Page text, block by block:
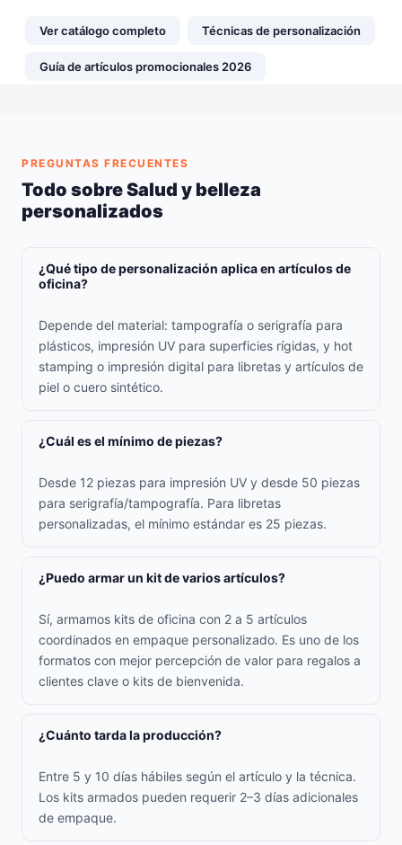
Ver catálogo completo Técnicas de personalización
Guía de artículos promocionales 2026
PREGUNTAS FRECUENTES
Todo sobre Salud y belleza
personalizados
¿Qué tipo de personalización aplica en artículos de
oficina?
Depende del material: tampografía o serigrafía para
plásticos, impresión UV para superficies rígidas, y hot
stamping o impresión digital para libretas y artículos de
piel o cuero sintético.
¿Cuál es el mínimo de piezas?
Desde 12 piezas para impresión UV y desde 50 piezas
para serigrafía/tampografía. Para libretas
personalizadas, el mínimo estándar es 25 piezas.
¿Puedo armar un kit de varios artículos?
Sí, armamos kits de oficina con 2 a 5 artículos
coordinados en empaque personalizado. Es uno de los
formatos con mejor percepción de valor para regalos a
clientes clave o kits de bienvenida.
¿Cuánto tarda la producción?
Entre 5 y 10 días hábiles según el artículo y la técnica.
Los kits armados pueden requerir 2–3 días adicionales
de empaque.